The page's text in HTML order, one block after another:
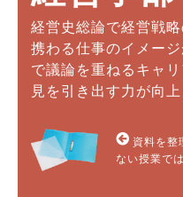
経営史総論で経営戦
携わる仕事のイメー
で議論を重ねるキャ
見を引き出す力が向上
資料を整
ない授業で